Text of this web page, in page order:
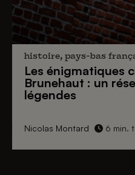
histoire, pays-bas
Les énigmatiques
Brunehaut : un
légendes
Nicolas Montard 6 min.